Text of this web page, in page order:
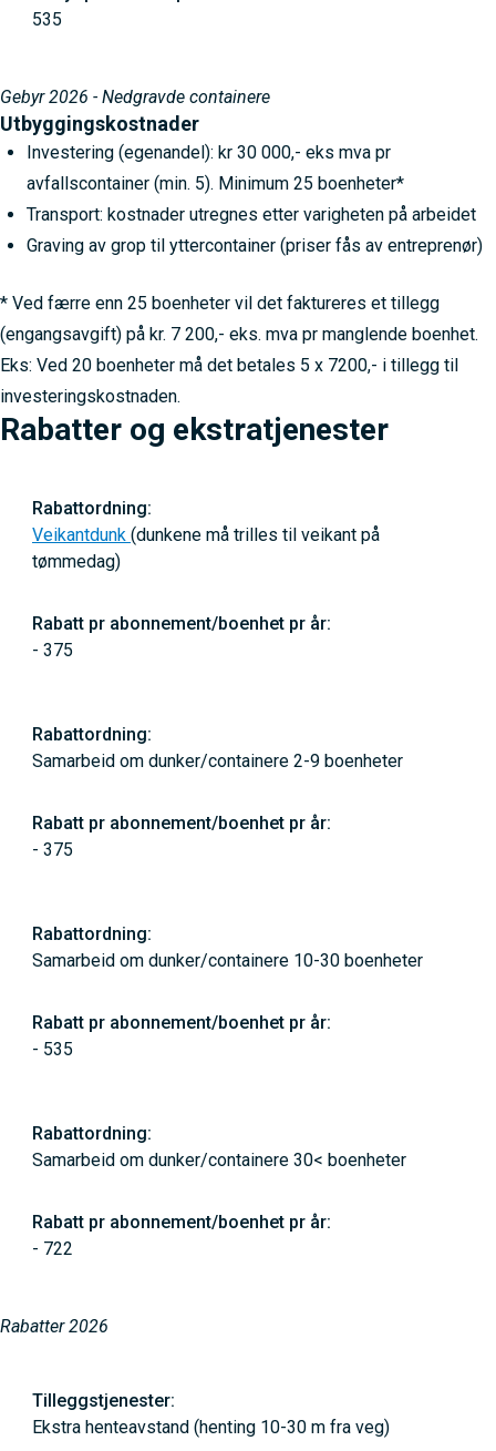
Gebyr 2026 - Nedgravde containere
535
Utbyggingskostnader
Investering (egenandel): kr 30 000,- eks mva pr
avfallscontainer (min. 5). Minimum 25 boenheter*
Transport: kostnader utregnes etter varigheten på arbeidet
Graving av grop til yttercontainer (priser fås av entreprenør)
* Ved færre enn 25 boenheter vil det faktureres et tillegg
(engangsavgift) på kr. 7 200,- eks. mva pr manglende boenhet.
Eks: Ved 20 boenheter må det betales 5 x 7200,- i tillegg til
investeringskostnaden.
Rabatter og ekstratjenester
Rabatter 2026
Veikantdunk (dunkene må trilles til veikant på
tømmedag)
- 375
Samarbeid om dunker/containere 2-9 boenheter
- 375
Samarbeid om dunker/containere 10-30 boenheter
- 535
Samarbeid om dunker/containere 30< boenheter
- 722
Ekstra henteavstand (henting 10-30 m fra veg)